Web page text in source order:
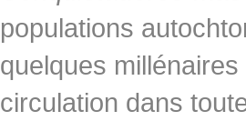
populations
quelques
circulation dans